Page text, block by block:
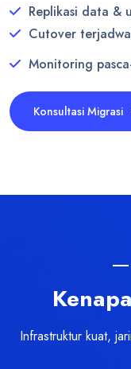
Replikasi data &
Cutover
Monitoring
Konsultasi Migrasi
Infrastruktur kuat,